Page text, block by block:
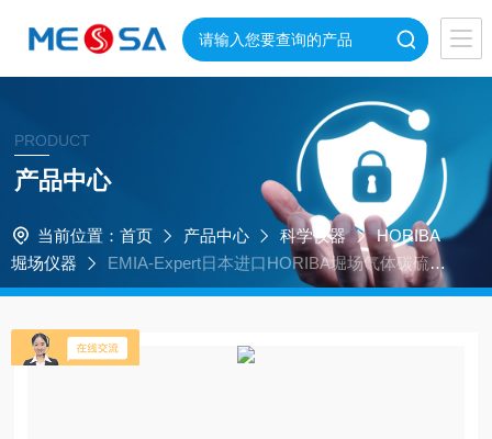
PRODUCT
产品中心
当前位置： 首页 产品中心 科学仪器
HORIBA
堀场仪器
EMIA-Expert日本进口HORIBA堀场气体碳硫分
析仪